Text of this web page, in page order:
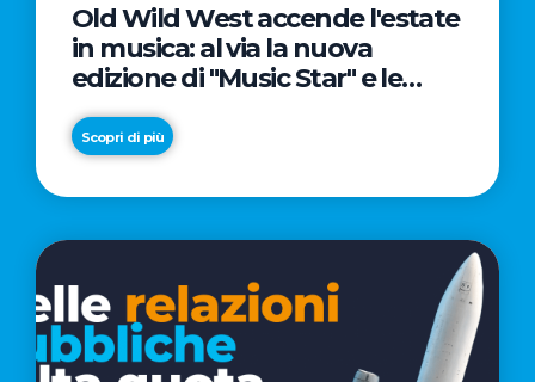
Old Wild West accende l'estate
in musica: al via la nuova
edizione di "Music Star" e le
prestigiose partnership con
Radio Italia e Live Nation
Scopri di più